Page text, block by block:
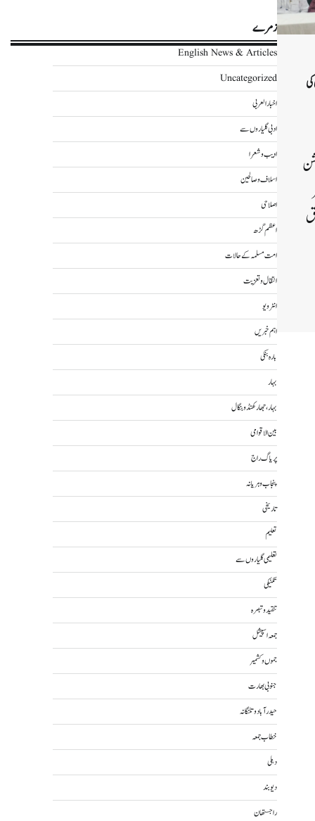
زمرے
English News & Articles
Uncategorized
اخبار العربی
ادبی گلیاروں سے
ادیب و شعرا
اسلاف و صالحین
اصلاحی
اعظم گڑھ
امت مسلمہ کے حالات
انتقال و تعزیت
انٹرویو
اہم خبریں
بارہ بنکی
بہار
بہار، جھارکھنڈ و بنگال
بین الاقوامی
پریاگ راج
پنجاب و ہریانہ
تاریخی
تعلیم
تعلیمی گلیاروں سے
تکنیکی
تنقید و تبصرہ
جمعہ اسپیشل
جموں و کشمیر
جنوبی بھارت
حیدرآباد و تلنگانہ
خطاب جمعہ
دہلی
دیوبند
راجستھان